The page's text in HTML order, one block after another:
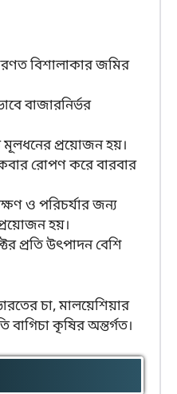
বিশালাকার জমির
বাজারনির্ভর
প্রয়োজন হয়।
রোপণ করে বারবার
ও পরিচর্যার জন্য
হয়।
প্রতি উৎপাদন বেশি
চা, মালয়েশিয়ার
বাগিচা কৃষির অন্তর্গত।